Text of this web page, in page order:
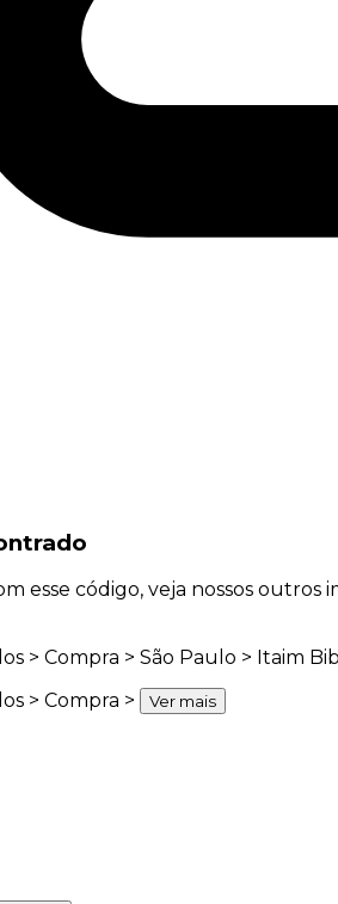
esse código, veja nossos outros
> Compra > São Paulo > Itaim
> Compra > Ver mais